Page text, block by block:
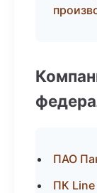
ПАО
ПК